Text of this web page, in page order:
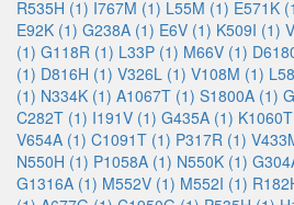
R535H (1) I767M (1) L55M (1) E571K
E92K (1) G238A (1) E6V (1) K509I (1)
(1) G118R (1) L33P (1) M66V (1)
(1) D816H (1) V326L (1) V108M (1)
(1) N334K (1) A1067T (1) S1800A (1)
C282T (1) I191V (1) G435A (1)
V654A (1) C1091T (1) P317R (1)
N550H (1) P1058A (1) N550K (1)
G1316A (1) M552V (1) M552I (1)